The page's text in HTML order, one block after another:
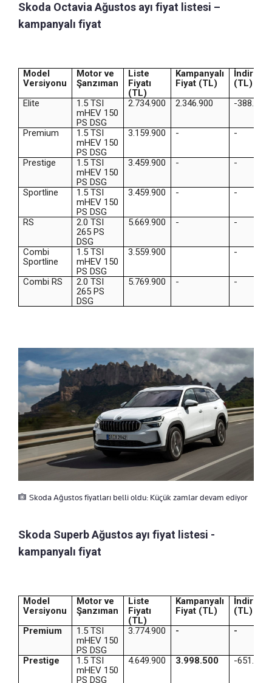
Skoda Octavia Ağustos ayı fiyat listesi –
kampanyalı fiyat
Model
Versiyonu
Motor ve
Şanzıman
Liste
Fiyatı
(TL)
Kampanyalı
Fiyat (TL)
İndirim
(TL)
Elite
1.5 TSI
mHEV 150
PS DSG
2.734.900 2.346.900 -388.000
Premium
1.5 TSI
mHEV 150
PS DSG
3.159.900 - -
Prestige
1.5 TSI
mHEV 150
PS DSG
3.459.900 - -
Sportline
1.5 TSI
mHEV 150
PS DSG
3.459.900 - -
RS
2.0 TSI
265 PS
DSG
5.669.900 - -
Combi
Sportline
1.5 TSI
mHEV 150
PS DSG
3.559.900 -
Combi RS
2.0 TSI
265 PS
DSG
5.769.900 - -
Skoda Ağustos fiyatları belli oldu: Küçük zamlar devam ediyor
Skoda Superb Ağustos ayı fiyat listesi -
kampanyalı fiyat
Model
Versiyonu
Motor ve
Şanzıman
Liste
Fiyatı
(TL)
Kampanyalı
Fiyat (TL)
İndirim
(TL)
Premium
1.5 TSI
mHEV 150
PS DSG
3.774.900 - -
Prestige
1.5 TSI
mHEV 150
PS DSG
4.649.900 3.998.500 -651.400